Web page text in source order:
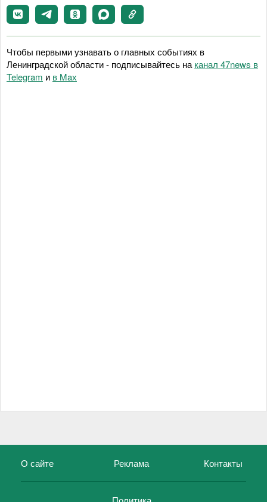
Чтобы первыми узнавать о главных событиях в
Ленинградской области - подписывайтесь на канал 47news в
Telegram и в Maх
О сайте Реклама Контакты